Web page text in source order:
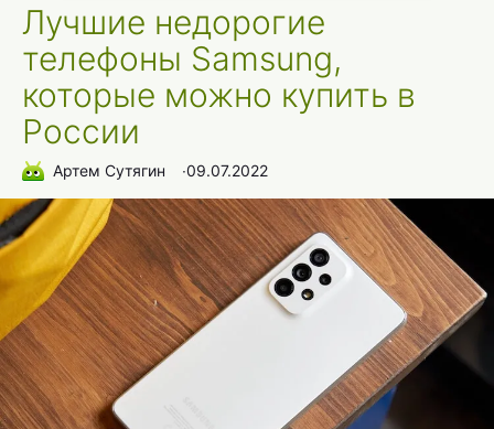
Лучшие недорогие
телефоны Samsung,
которые можно купить в
России
Артем Сутягин ∙09.07.2022